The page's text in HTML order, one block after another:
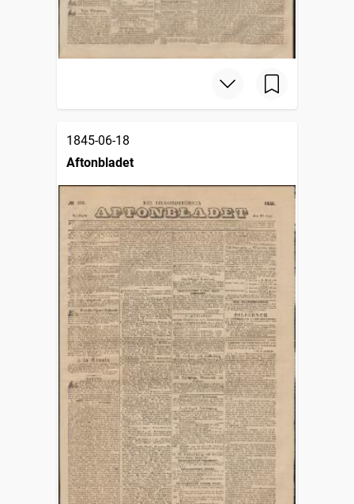
1845-06-18
Aftonbladet